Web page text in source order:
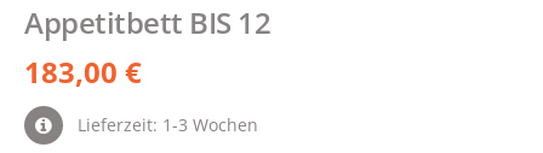
Appetitbett BIS 12
183,00 €
Lieferzeit: 1-3 Wochen